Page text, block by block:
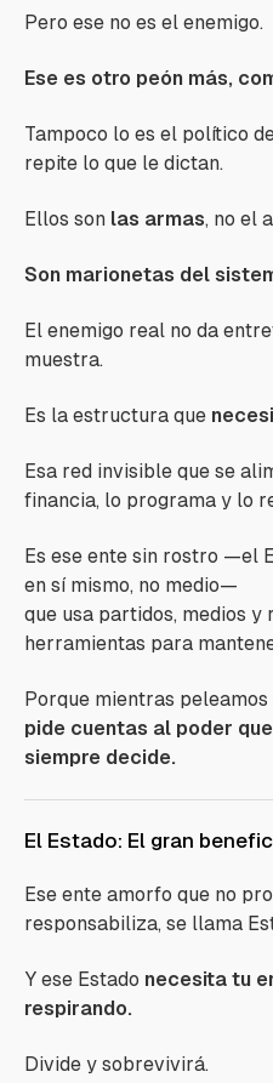
Pero ese no es el enemigo.
Ese es otro peón más,
Tampoco lo es el político
repite lo que le dictan.
Ellos son las armas, no el
Son marionetas del
El enemigo real no da
muestra.
Es la estructura que
Esa red invisible que se
financia, lo programa y lo
Es ese ente sin rostro —el
en sí mismo, no medio—
que usa partidos, medios y
herramientas para
Porque mientras
pide cuentas al poder
siempre decide.
El Estado: El gran
Ese ente amorfo que no
responsabiliza, se llama
Y ese Estado necesita tu
respirando.
Divide y sobrevivirá.